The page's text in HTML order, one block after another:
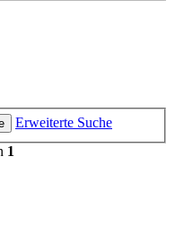
Erweiterte Suche
1